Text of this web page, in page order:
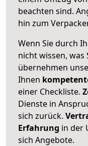
beachten sind.
hin zum
Wenn Sie durch
nicht wissen, was
übernehmen
Ihnen
einer Checkliste.
Dienste in
sich zurück.
Erfahrung in der
sich Angebote.